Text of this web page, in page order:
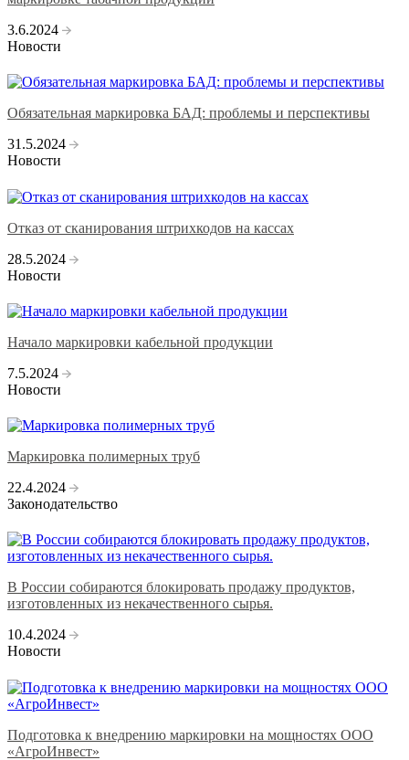
3.6.2024
Новости
Обязательная маркировка БАД: проблемы и перспективы
31.5.2024
Новости
Отказ от сканирования штрихкодов на кассах
28.5.2024
Новости
Начало маркировки кабельной продукции
7.5.2024
Новости
Маркировка полимерных труб
22.4.2024
Законодательство
В России собираются блокировать продажу продуктов,
изготовленных из некачественного сырья.
10.4.2024
Новости
Подготовка к внедрению маркировки на мощностях ООО
«АгроИнвест»